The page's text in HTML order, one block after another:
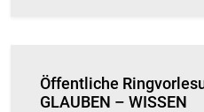
Öffentliche
GLAUBEN – WISSEN